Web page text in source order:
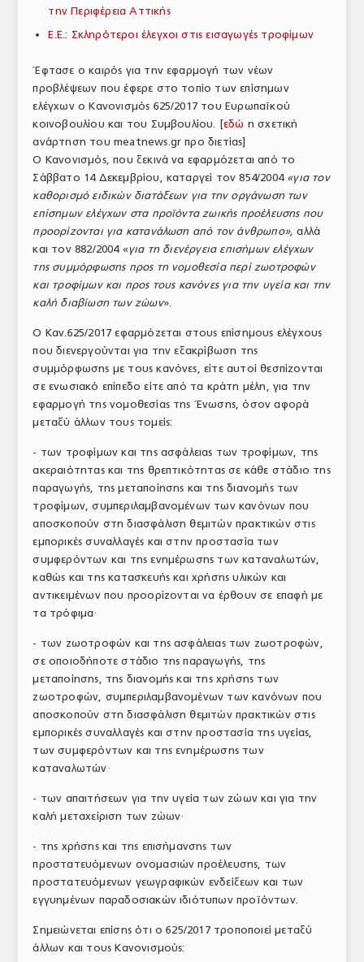
ΥΠΗΡΕΣΙΕΣ
ΕΜΠΟΡΙΚΟΙ ΑΝΤΙΠΡΟΣΩΠΟΙ
ΕΛΛΗΝΙΚΗ ΝΟΜΟΘΕΣΙΑ
ΕΥΡΩΠΑΪΚΗ ΝΟΜΟΘΕΣΙΑ
ΤΟ ΠΕΡΙΟΔΙΚΟ
Profile
ΣΥΝΕΔΡΙΟ ΚΡΕΑΤΟΣ
την Περιφέρεια Αττικής
Ε.Ε.: Σκληρότεροι έλεγχοι στις εισαγωγές τροφίμων
Έφτασε ο καιρός για την εφαρμογή των νέων
προβλέψεων που έφερε στο τοπίο των επίσημων
ελέγχων ο Κανονισμός 625/2017 του Ευρωπαϊκού
κοινοβουλίου και του Συμβουλίου. [εδώ η σχετική
ανάρτηση του meatnews.gr προ διετίας]
Ο Κανονισμός, που ξεκινά να εφαρμόζεται από το
Σάββατο 14 Δεκεμβρίου, καταργεί τον 854/2004 «για τον
καθορισμό ειδικών διατάξεων για την οργάνωση των
επίσημων ελέγχων στα προϊόντα ζωικής προέλευσης που
προορίζονται για κατανάλωση από τον άνθρωπο», αλλά
και τον 882/2004 «για τη διενέργεια επισήμων ελέγχων
της συμμόρφωσης προς τη νομοθεσία περί ζωοτροφών
και τροφίμων και προς τους κανόνες για την υγεία και την
καλή διαβίωση των ζώων».
Ο Καν.625/2017 εφαρμόζεται στους επίσημους ελέγχους
που διενεργούνται για την εξακρίβωση της
συμμόρφωσης με τους κανόνες, είτε αυτοί θεσπίζονται
σε ενωσιακό επίπεδο είτε από τα κράτη μέλη, για την
εφαρμογή της νομοθεσίας της Ένωσης, όσον αφορά
μεταξύ άλλων τους τομείς:
- των τροφίμων και της ασφάλειας των τροφίμων, της
ακεραιότητας και της θρεπτικότητας σε κάθε στάδιο της
παραγωγής, της μεταποίησης και της διανομής των
τροφίμων, συμπεριλαμβανομένων των κανόνων που
αποσκοπούν στη διασφάλιση θεμιτών πρακτικών στις
εμπορικές συναλλαγές και στην προστασία των
συμφερόντων και της ενημέρωσης των καταναλωτών,
καθώς και της κατασκευής και χρήσης υλικών και
αντικειμένων που προορίζονται να έρθουν σε επαφή με
τα τρόφιμα·
- των ζωοτροφών και της ασφάλειας των ζωοτροφών,
σε οποιοδήποτε στάδιο της παραγωγής, της
μεταποίησης, της διανομής και της χρήσης των
ζωοτροφών, συμπεριλαμβανομένων των κανόνων που
αποσκοπούν στη διασφάλιση θεμιτών πρακτικών στις
εμπορικές συναλλαγές και στην προστασία της υγείας,
των συμφερόντων και της ενημέρωσης των
καταναλωτών·
- των απαιτήσεων για την υγεία των ζώων και για την
καλή μεταχείριση των ζώων·
- της χρήσης και της επισήμανσης των
προστατευόμενων ονομασιών προέλευσης, των
προστατευόμενων γεωγραφικών ενδείξεων και των
εγγυημένων παραδοσιακών ιδιότυπων προϊόντων.
Σημειώνεται επίσης ότι ο 625/2017 τροποποιεί μεταξύ
άλλων και τους Κανονισμούς: